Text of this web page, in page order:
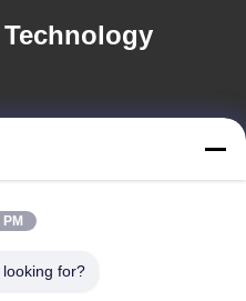
for?